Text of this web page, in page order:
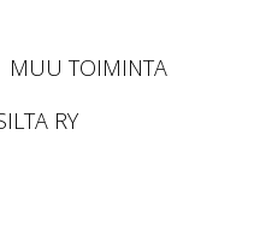
MUU TOIMINTA
RY